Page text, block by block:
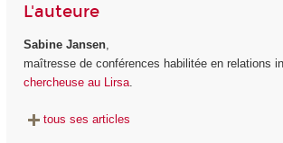
L'auteure
Sabine Jansen,
maîtresse de conférences habilitée en relations
chercheuse au Lirsa.
tous ses articles